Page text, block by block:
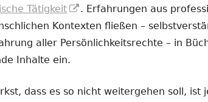
Tätigkeit
In
neuem
Fenster
. Erfahrungen aus
Kontexten fließen –
aller Persönlichkeitsrechte – in
Inhalte ein.
dass es so nicht weitergehen soll, ist